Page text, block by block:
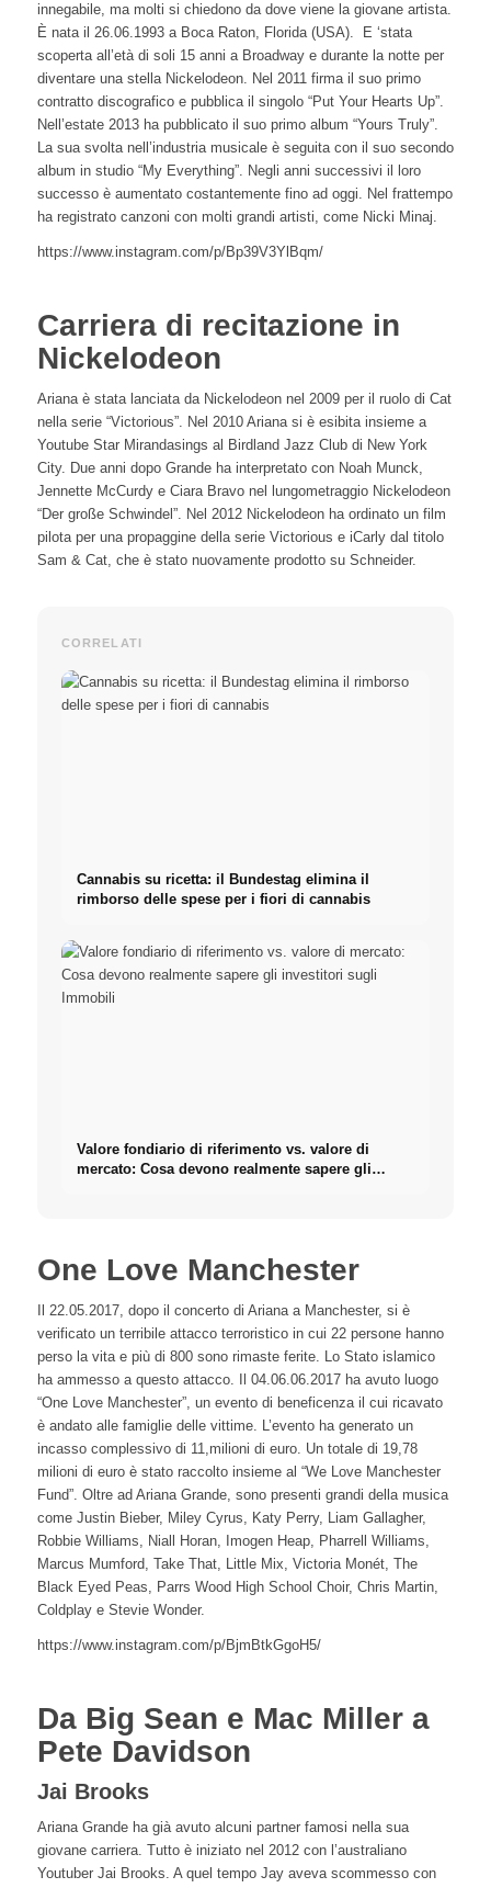
innegabile, ma molti si chiedono da dove viene la giovane artista.
È nata il 26.06.1993 a Boca Raton, Florida (USA). E ‘stata
scoperta all’età di soli 15 anni a Broadway e durante la notte per
diventare una stella Nickelodeon. Nel 2011 firma il suo primo
contratto discografico e pubblica il singolo “Put Your Hearts Up”.
Nell’estate 2013 ha pubblicato il suo primo album “Yours Truly”.
La sua svolta nell’industria musicale è seguita con il suo secondo
album in studio “My Everything”. Negli anni successivi il loro
successo è aumentato costantemente fino ad oggi. Nel frattempo
ha registrato canzoni con molti grandi artisti, come Nicki Minaj.
https://www.instagram.com/p/Bp39V3YlBqm/
Carriera di recitazione in
Nickelodeon
Ariana è stata lanciata da Nickelodeon nel 2009 per il ruolo di Cat
nella serie “Victorious”. Nel 2010 Ariana si è esibita insieme a
Youtube Star Mirandasings al Birdland Jazz Club di New York
City. Due anni dopo Grande ha interpretato con Noah Munck,
Jennette McCurdy e Ciara Bravo nel lungometraggio Nickelodeon
“Der große Schwindel”. Nel 2012 Nickelodeon ha ordinato un film
pilota per una propaggine della serie Victorious e iCarly dal titolo
Sam & Cat, che è stato nuovamente prodotto su Schneider.
CORRELATI
Cannabis su ricetta: il Bundestag elimina il
rimborso delle spese per i fiori di cannabis
Valore fondiario di riferimento vs. valore di
mercato: Cosa devono realmente sapere gli
One Love Manchester
Il 22.05.2017, dopo il concerto di Ariana a Manchester, si è
verificato un terribile attacco terroristico in cui 22 persone hanno
perso la vita e più di 800 sono rimaste ferite. Lo Stato islamico
ha ammesso a questo attacco. Il 04.06.06.2017 ha avuto luogo
“One Love Manchester”, un evento di beneficenza il cui ricavato
è andato alle famiglie delle vittime. L’evento ha generato un
incasso complessivo di 11,milioni di euro. Un totale di 19,78
milioni di euro è stato raccolto insieme al “We Love Manchester
Fund”. Oltre ad Ariana Grande, sono presenti grandi della musica
come Justin Bieber, Miley Cyrus, Katy Perry, Liam Gallagher,
Robbie Williams, Niall Horan, Imogen Heap, Pharrell Williams,
Marcus Mumford, Take That, Little Mix, Victoria Monét, The
Black Eyed Peas, Parrs Wood High School Choir, Chris Martin,
Coldplay e Stevie Wonder.
https://www.instagram.com/p/BjmBtkGgoH5/
Da Big Sean e Mac Miller a
Pete Davidson
Jai Brooks
Ariana Grande ha già avuto alcuni partner famosi nella sua
giovane carriera. Tutto è iniziato nel 2012 con l’australiano
Youtuber Jai Brooks. A quel tempo Jay aveva scommesso con